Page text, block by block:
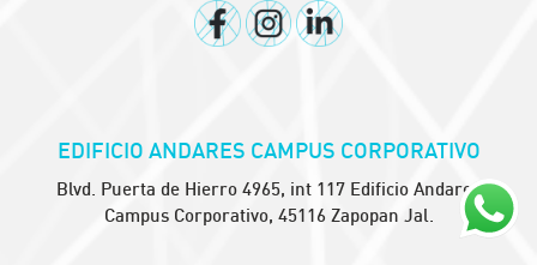
EDIFICIO ANDARES CAMPUS CORPORATIVO
Blvd. Puerta de Hierro 4965, int 117 Edificio Andares
Campus Corporativo, 45116 Zapopan Jal.